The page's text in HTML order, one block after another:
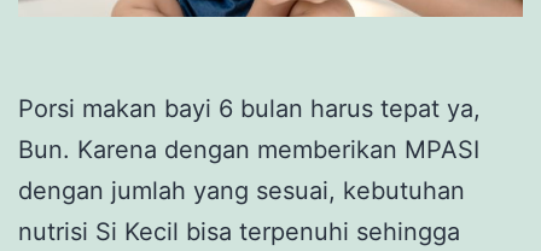
Porsi makan bayi 6 bulan harus tepat ya,
Bun. Karena dengan memberikan MPASI
dengan jumlah yang sesuai, kebutuhan
nutrisi Si Kecil bisa terpenuhi sehingga